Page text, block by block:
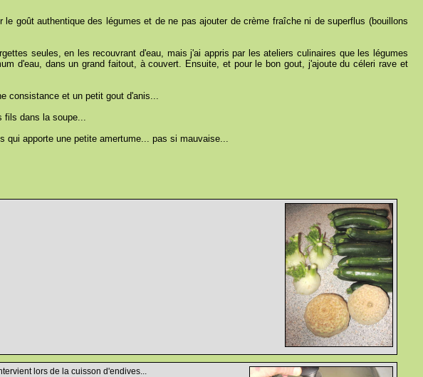
goût authentique des légumes et de ne pas ajouter de crème fraîche ni de superflus (bouillons
seules, en les recouvrant d'eau, mais j'ai appris par les ateliers culinaires que les légumes
d'eau, dans un grand faitout, à couvert. Ensuite, et pour le bon gout, j'ajoute du céleri rave et
consistance et un petit gout d'anis...
dans la soupe...
apporte une petite amertume... pas si mauvaise...
lors de la cuisson d'endives...